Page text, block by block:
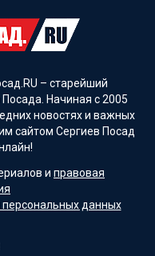
– старейший
Начиная с 2005
новостях и важных
сайтом Сергиев Посад
и правовая
персональных данных